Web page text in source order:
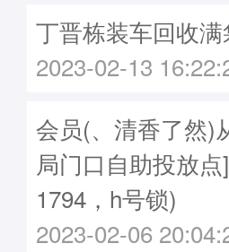
丁晋栋装车回收
2023-02-13
会员(、清香了然)
局门口自助投放
1794，h号锁)
2023-02-06